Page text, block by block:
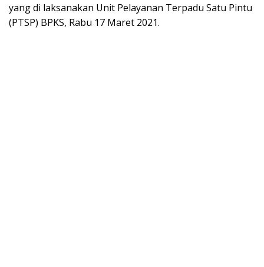
yang di laksanakan Unit Pelayanan Terpadu Satu Pintu
(PTSP) BPKS, Rabu 17 Maret 2021.